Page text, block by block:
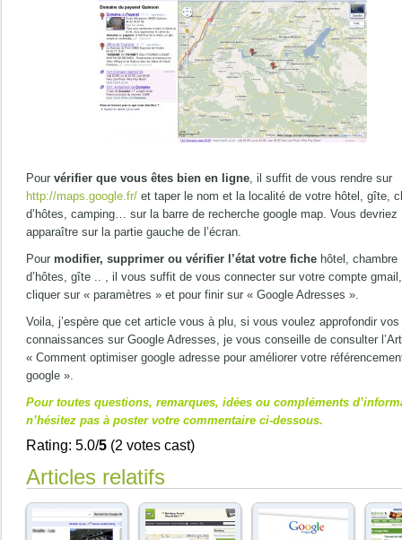
Pour vérifier que vous êtes bien en ligne, il suffit de vous rendre sur
http://maps.google.fr/ et taper le nom et la localité de votre hôtel, gîte,
d’hôtes, camping… sur la barre de recherche google map. Vous devriez
apparaître sur la partie gauche de l’écran.
Pour modifier, supprimer ou vérifier l’état votre fiche hôtel, chambre
d’hôtes, gîte .. , il vous suffit de vous connecter sur votre compte
cliquer sur « paramètres » et pour finir sur « Google Adresses ».
Voila, j’espère que cet article vous à plu, si vous voulez approfondir vos
connaissances sur Google Adresses, je vous conseille de consulter
« Comment optimiser google adresse pour améliorer votre
google ».
Pour toutes questions, remarques, idées ou compléments
n’hésitez pas à poster votre commentaire ci-dessous.
Rating: 5.0/5 (2 votes cast)
Articles relatifs